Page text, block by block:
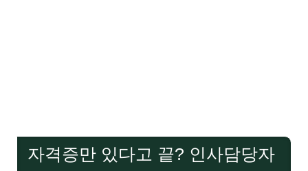
자격증만 있다고 끝? 인사담당자